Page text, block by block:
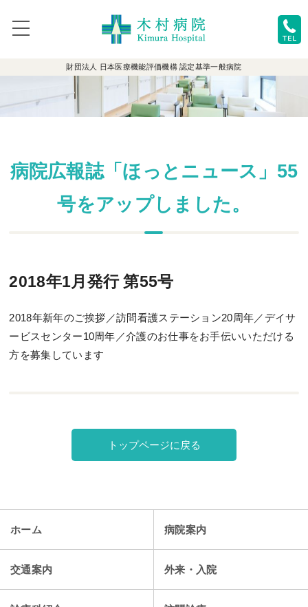
toggle
財団法人 日本医療機能評価機構 認定基準一般病院
病院広報誌「ほっとニュース」55
号をアップしました。
2018年1月発行 第55号
2018年新年のご挨拶／訪問看護ステーション20周年／デイサ
ービスセンター10周年／介護のお仕事をお手伝いいただける
方を募集しています
トップページに戻る
ホーム 病院案内
交通案内 外来・入院